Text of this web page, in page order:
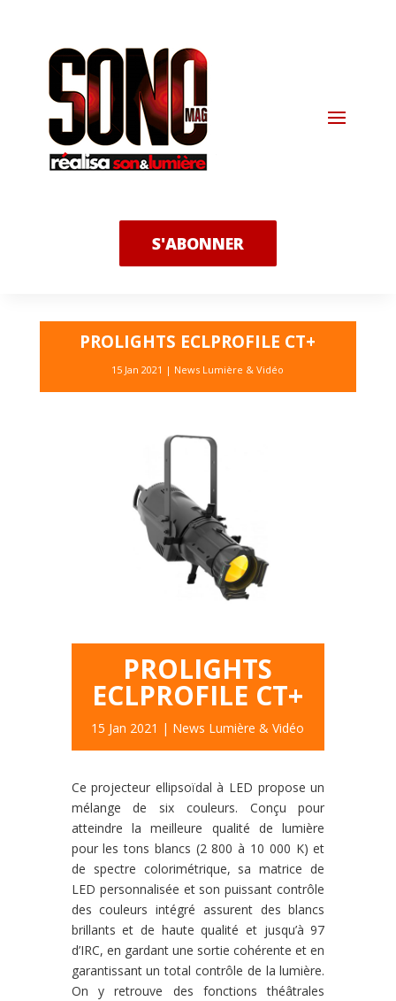
S'ABONNER
PROLIGHTS ECLPROFILE CT+
15 Jan 2021 | News Lumière & Vidéo
PROLIGHTS
ECLPROFILE CT+
15 Jan 2021 | News Lumière & Vidéo
Ce projecteur ellipsoïdal à LED propose un
mélange de six couleurs. Conçu pour
atteindre la meilleure qualité de lumière
pour les tons blancs (2 800 à 10 000 K) et
de spectre colorimétrique, sa matrice de
LED personnalisée et sonpuissant contrôle
des couleurs intégré assurent des blancs
brillants et de haute qualité et jusqu’à 97
d’IRC, en gardant une sortie cohérente et en
garantissant un total contrôle de la lumière.
On y retrouve des fonctions théâtrales